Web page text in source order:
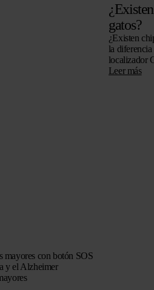
gatos?
¿Existen
la
localizador
si es
Leer más
mayores con botón SOS
y el Alzheimer